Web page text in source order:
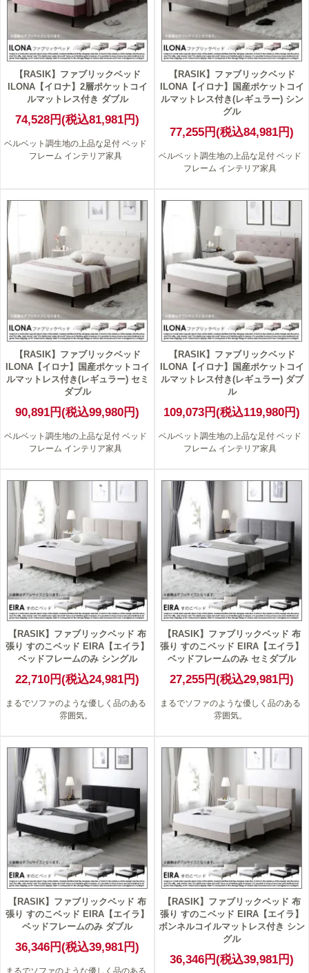
【RASIK】ファブリックベッド
ILONA【イロナ】2層ポケットコイ
ルマットレス付き ダブル
74,528円(税込81,981円)
ベルベット調生地の上品な足付 ベッド
フレーム インテリア家具
【RASIK】ファブリックベッド
ILONA【イロナ】国産ポケットコイ
ルマットレス付き(レギュラー) シン
グル
77,255円(税込84,981円)
ベルベット調生地の上品な足付 ベッド
フレーム インテリア家具
【RASIK】ファブリックベッド
ILONA【イロナ】国産ポケットコイ
ルマットレス付き(レギュラー) セミ
ダブル
90,891円(税込99,980円)
ベルベット調生地の上品な足付 ベッド
フレーム インテリア家具
【RASIK】ファブリックベッド
ILONA【イロナ】国産ポケットコイ
ルマットレス付き(レギュラー) ダブ
ル
109,073円(税込119,980円)
ベルベット調生地の上品な足付 ベッド
フレーム インテリア家具
【RASIK】ファブリックベッド 布
張り すのこベッド EIRA【エイラ】
ベッドフレームのみ シングル
22,710円(税込24,981円)
まるでソファのような優しく品のある
雰囲気。
【RASIK】ファブリックベッド 布
張り すのこベッド EIRA【エイラ】
ベッドフレームのみ セミダブル
27,255円(税込29,981円)
まるでソファのような優しく品のある
雰囲気。
【RASIK】ファブリックベッド 布
張り すのこベッド EIRA【エイラ】
ベッドフレームのみ ダブル
36,346円(税込39,981円)
まるでソファのような優しく品のある
【RASIK】ファブリックベッド 布
張り すのこベッド EIRA【エイラ】
ボンネルコイルマットレス付き シン
グル
36,346円(税込39,981円)